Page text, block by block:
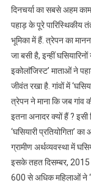
दिनचर्या का सबसे अहम
पहाड़ के पूरे पारिस्थिकीय
भूमिका में हैं. त्रेपन का
जा बसी है, इन्हीं
इकोलाॅजिस्ट’ माताओं ने
जीवंत रखा है. गांवों में
त्रेपन ने माना कि जब गांव
इतना अनादर क्यों हैं ? इसी
‘घसियारी प्रतियोगिता’
ग्रामीण अर्थव्यवस्था में
इसके तहत दिसम्बर, 2015
600 से अधिक महिलाओं ने